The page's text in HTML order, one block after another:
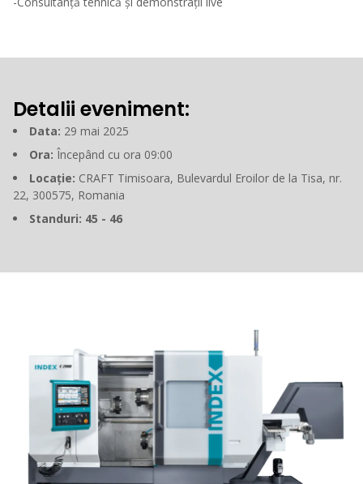
Detalii eveniment:
Data: 29 mai 2025
Ora: Începând cu ora 09:00
Locație: CRAFT Timisoara, Bulevardul Eroilor de la Tisa, nr.
22, 300575, Romania
Standuri: 45 - 46